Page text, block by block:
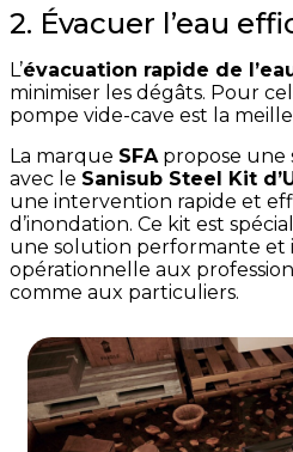
2. Évacuer l’eau
L’évacuation rapide de
minimiser les dégâts. Pour
pompe vide-cave est la
La marque SFApropose une
avec le Sanisub Steel Kit
une intervention rapide et
d’inondation. Ce kit est
une solution performante et
opérationnelle aux
comme aux particuliers.